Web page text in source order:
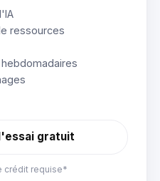
ressources
gratuit
crédit requise*